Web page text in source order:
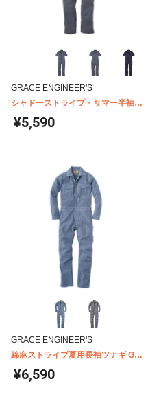
GRACE ENGINEER'S
シャドーストライプ・サマー半袖ツ
ナギ GE-525
¥5,590
GRACE ENGINEER'S
綿麻ストライプ夏用長袖ツナギ GE-
587
¥6,590